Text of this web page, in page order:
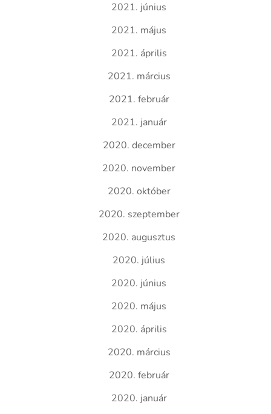
2021. június
2021. május
2021. április
2021. március
2021. február
2021. január
2020. december
2020. november
2020. október
2020. szeptember
2020. augusztus
2020. július
2020. június
2020. május
2020. április
2020. március
2020. február
2020. január